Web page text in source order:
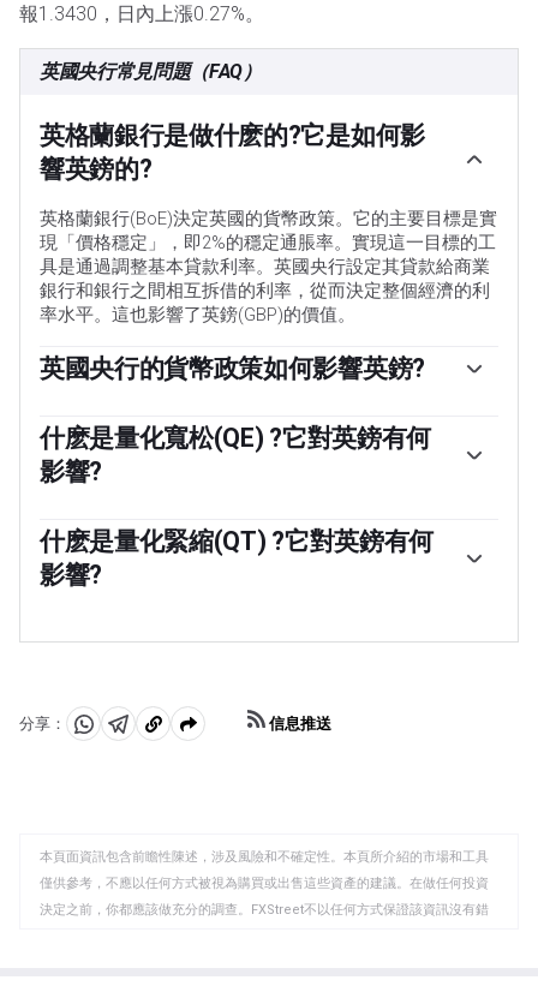
報1.3430，日內上漲0.27%。
英國央行常見問題（FAQ）
英格蘭銀行是做什麽的?它是如何影
響英鎊的?
英格蘭銀行(BoE)決定英國的貨幣政策。它的主要目標是實
現「價格穩定」，即2%的穩定通脹率。實現這一目標的工
具是通過調整基本貸款利率。英國央行設定其貸款給商業
銀行和銀行之間相互拆借的利率，從而決定整個經濟的利
率水平。這也影響了英鎊(GBP)的價值。
英國央行的貨幣政策如何影響英鎊?
來應對，這使得個人和企業獲得信貸的成本更高。這對英
鎊有利，因為更高的利率使英國成為對全球投資者更具吸
引力的投資場所。當通脹低於目標時，這是經濟增長放緩
企業將貸款用於投資於促進增長的項目——這對英鎊不利。
什麽是量化寬松(QE) ?它對英鎊有何
影響?
的政策。量化寬松是英國央行在陷入困境的金融體系中大
幅增加信貸流動的過程。當降低利率無法達到必要效果
時，量化寬松是最後的手段。量化寬松的過程包括，英國
什麽是量化緊縮(QT) ?它對英鎊有何
影響?
上升時實施。在量化寬松中，英格蘭銀行(BoE)從金融機構
再投資。這通常對英鎊有利。
分享：
分 分 複
板
信息推送
本頁面資訊包含前瞻性陳述，涉及風險和不確定性。本頁所介紹的市場和工具
僅供參考，不應以任何方式被視為購買或出售這些資產的建議。在做任何投資
決定之前，你都應該做充分的調查。FXStreet不以任何方式保證該資訊沒有錯